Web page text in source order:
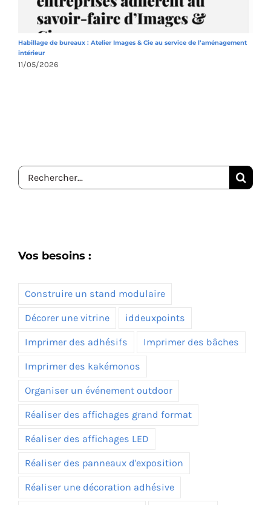
Habillage de bureaux : Atelier Images & Cie au service de l’aménagement
intérieur
11/05/2026
Rechercher:
Vos besoins :
Construire un stand modulaire
Décorer une vitrine iddeuxpoints
Imprimer des adhésifs Imprimer des bâches
Imprimer des kakémonos
Organiser un événement outdoor
Réaliser des affichages grand format
Réaliser des affichages LED
Réaliser des panneaux d'exposition
Réaliser une décoration adhésive